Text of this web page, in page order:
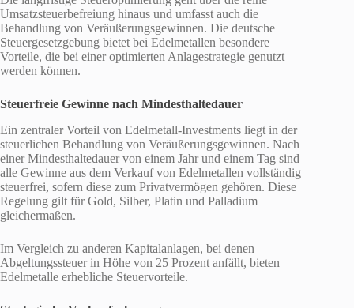
Umsatzsteuerbefreiung hinaus und umfasst auch die
Behandlung von Veräußerungsgewinnen. Die deutsche
Steuergesetzgebung bietet bei Edelmetallen besondere
Vorteile, die bei einer optimierten Anlagestrategie genutzt
werden können.
Steuerfreie Gewinne nach Mindesthaltedauer
Ein zentraler Vorteil von Edelmetall-Investments liegt in der
steuerlichen Behandlung von Veräußerungsgewinnen. Nach
einer Mindesthaltedauer von einem Jahr und einem Tag sind
alle Gewinne aus dem Verkauf von Edelmetallen vollständig
steuerfrei, sofern diese zum Privatvermögen gehören. Diese
Regelung gilt für Gold, Silber, Platin und Palladium
gleichermaßen.
Im Vergleich zu anderen Kapitalanlagen, bei denen
Abgeltungssteuer in Höhe von 25 Prozent anfällt, bieten
Edelmetalle erhebliche Steuervorteile.